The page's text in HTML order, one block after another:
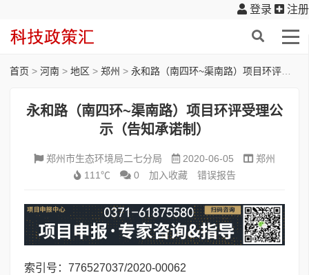
登录 注册
首页 > 河南 > 地区 > 郑州 > 永和路（南四环~渠南路）项目环评受理公示（告知承诺制）
永和路（南四环~渠南路）项目环评受理公
示（告知承诺制）
郑州市生态环境局二七分局 2020-06-05
郑州
111℃
0 加入收藏 错误报告
索引号：776527037/2020-00062